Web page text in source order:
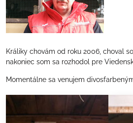
Králiky chovám od roku 2006, choval
nakoniec som sa rozhodol pre
Momentálne sa venujem